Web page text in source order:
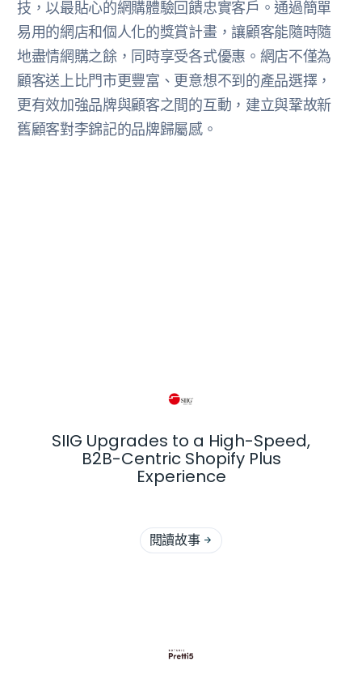
技，以最貼心的網購體驗回饋忠實客戶。通過簡單
易用的網店和個人化的獎賞計畫，讓顧客能隨時隨
地盡情網購之餘，同時享受各式優惠。網店不僅為
顧客送上比門市更豐富、更意想不到的產品選擇，
更有效加強品牌與顧客之間的互動，建立與鞏故新
舊顧客對李錦記的品牌歸屬感。
SIIG Upgrades to a High-Speed,
B2B-Centric Shopify Plus
Experience
閱讀故事 